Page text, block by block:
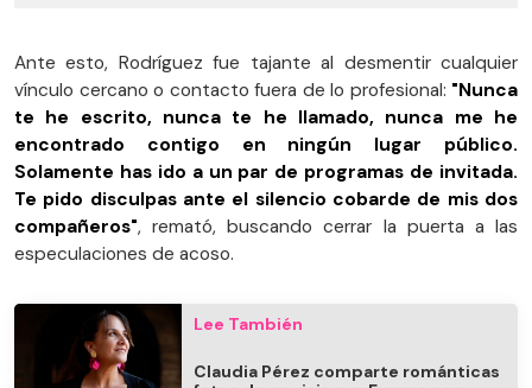
Ante esto, Rodríguez fue tajante al desmentir cualquier
vínculo cercano o contacto fuera de lo profesional: "Nunca
te he escrito, nunca te he llamado, nunca me he
encontrado contigo en ningún lugar público.
Solamente has ido a un par de programas de invitada.
Te pido disculpas ante el silencio cobarde de mis dos
compañeros", remató, buscando cerrar la puerta a las
especulaciones de acoso.
Lee También
Claudia Pérez comparte románticas